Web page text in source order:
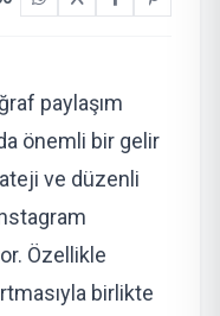
paylaşım
önemli bir gelir
ve düzenli
Özellikle
birlikte